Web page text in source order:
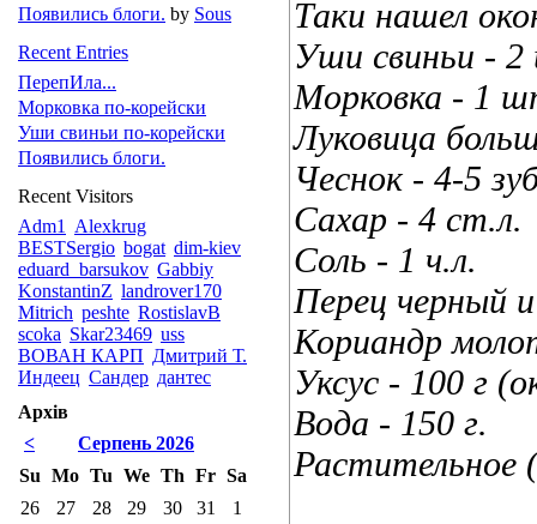
Таки нашел
Уши свиньи -
Морковка - 1
Луковица
Чеснок - 4-5
Сахар - 4 ст.л.
Соль - 1 ч.л.
Перец черный
Кориандр
Уксус - 100 г
Вода - 150 г.
Растительное
Появились блоги. by Sous
Recent Entries
ПерепИла...
Морковка по-корейски
Уши свиньи по-корейски
Появились блоги.
Recent Visitors
Adm1
Alexkrug
BESTSergio bogat dim-kiev
eduard_barsukov Gabbiy
KonstantinZ landrover170
Mitrich peshte RostislavB
scoka Skar23469 uss
ВОВАН КАРП Дмитрий Т.
Индеец Сандер дантес
Архів
<
Серпень 2026
Su Mo Tu We Th Fr Sa
26
27 28 29 30 31
1